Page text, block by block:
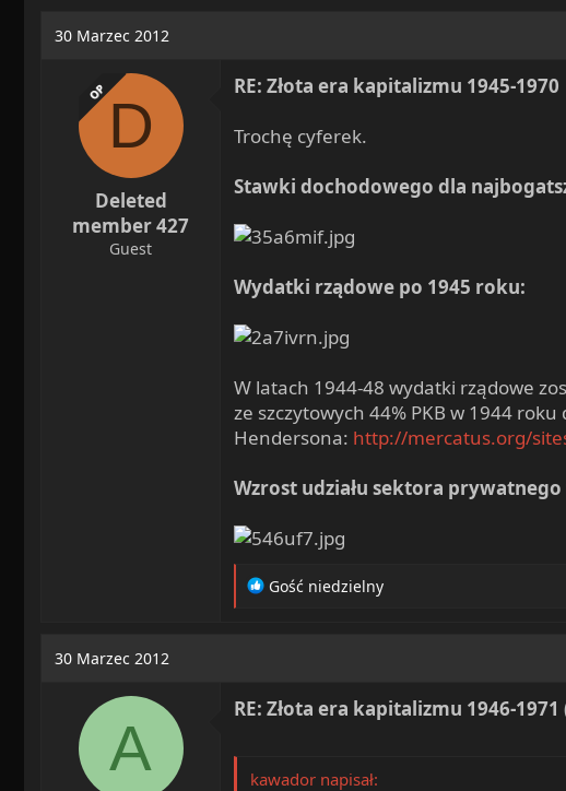
30 Marzec 2012
OP D
Deleted
member 427
Guest
RE: Złota era kapitalizmu 1945-1970
Trochę cyferek.
Stawki dochodowego dla
Wydatki rządowe po 1945 roku:
W latach 1944-48 wydatki rządowe
ze szczytowych 44% PKB w 1944
Hendersona: http://mercatus.org/
Wzrost udziału sektora
R
o
:
Gość niedzielny
30 Marzec 2012
A
RE: Złota era kapitalizmu 1946-
kawador napisał: